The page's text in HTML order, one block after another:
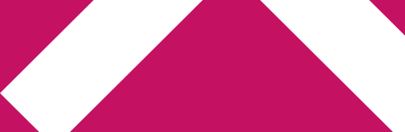
You are here: /Recension: Dead in the Dark av
Stephen Booth
Recension: Dead in the Dark
av Stephen Booth